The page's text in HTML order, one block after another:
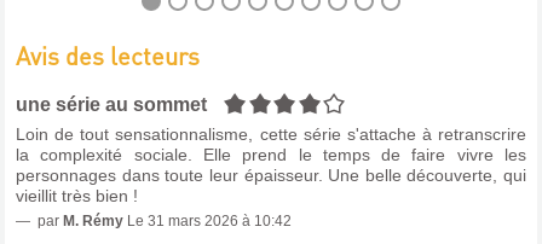
Johnson,
|
Blown
Deadline
Productions,
2002
L'univers
de
LES
CHIENS
ÉCRASÉS
Livre
Roubaudi,
Ludovic
Avis des lecteurs
une série au sommet 4/5
Loin de tout sensationnalisme, cette série s'attache à retranscrire
la complexité sociale. Elle prend le temps de faire vivre les
personnages dans toute leur épaisseur. Une belle découverte, qui
vieillit très bien !
par M. Rémy Le 31 mars 2026 à 10:42